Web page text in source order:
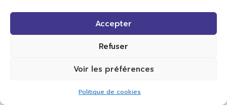
Accepter
Refuser
Voir les préférences
Politique de cookies
Val TV
Centre de Compétences Médias
Rue du Pont-Neuf 24
Tous droits réservés.
Réalisation Cavin-Baudat Digital Lab